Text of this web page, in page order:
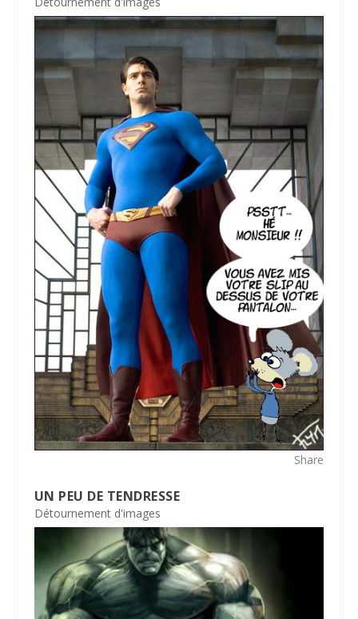
Share
UN PEU DE TENDRESSE
Détournement d'images